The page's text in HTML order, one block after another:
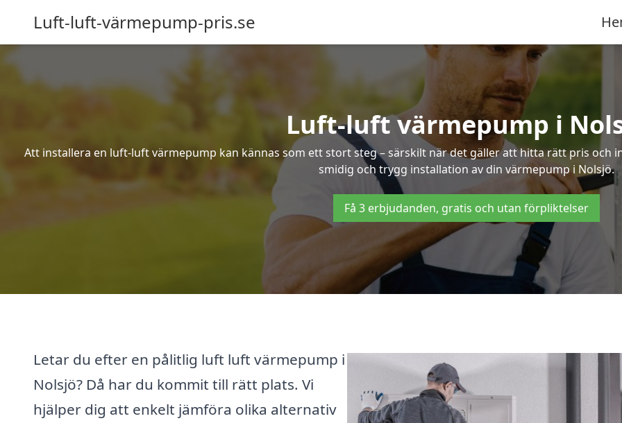
Luft-luft-värmepump-pris.se
Luft-luft värmepump i
Att installera en luft-luft värmepump kan kännas som ett stort steg – särskilt när det gäller att hitta rätt pris och
smidig och trygg installation av din värmepump i Nolsjö.
Få 3 erbjudanden, gratis och utan förpliktelser
Letar du efter en pålitlig luft luft värmepump i
Nolsjö? Då har du kommit till rätt plats. Vi
hjälper dig att enkelt jämföra olika alternativ